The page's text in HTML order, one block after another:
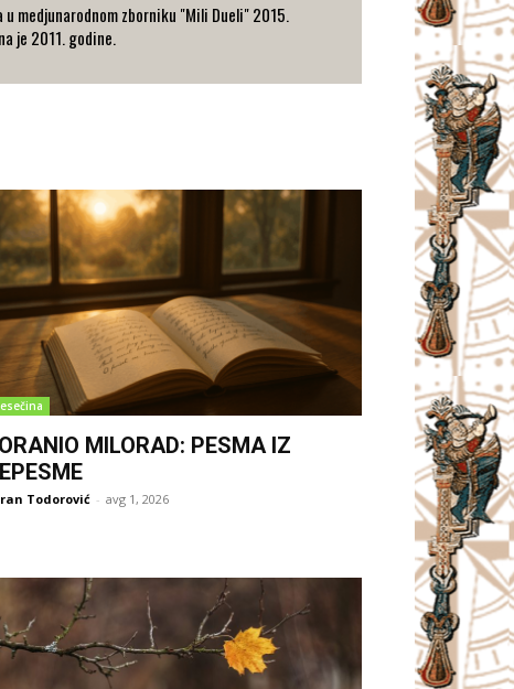
medjunarodnom zborniku "Mili Dueli" 2015.
je 2011. godine.
MILORAD: PESMA IZ
Todorović - avg 1, 2026